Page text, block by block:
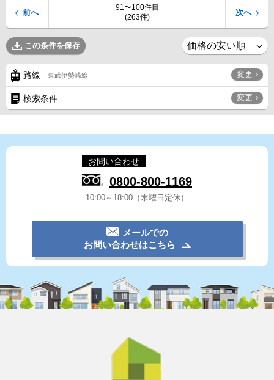
91〜100件目
(263件)
前へ 次へ
この条件を保存
路線 東武伊勢崎線 変更
検索条件 変更
お問い合わせ
0800-800-1169
10:00～18:00（水曜日定休）
メールでの
お問い合わせはこちら